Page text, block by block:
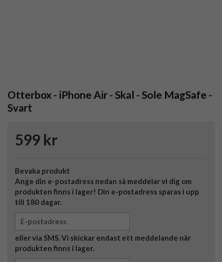
Otterbox - iPhone Air - Skal - Sole MagSafe -
Svart
599 kr
Bevaka produkt
Ange din e-postadress nedan så meddelar vi dig om
produkten finns i lager! Din e-postadress sparas i upp
till 180 dagar.
eller via SMS. Vi skickar endast ett meddelande när
produkten finns i lager.